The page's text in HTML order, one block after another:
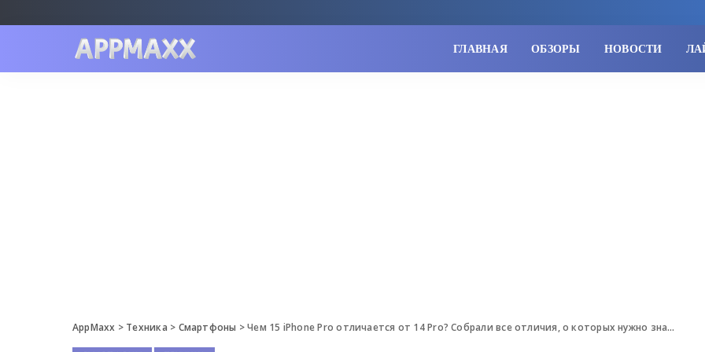
ГЛАВНАЯ ОБЗОРЫ НОВОСТИ
AppMaxx > Техника > Смартфоны >Чем 15 iPhone Pro отличается от 14 Pro? Собрали все отличия, о которых нужно знать перед покупкой